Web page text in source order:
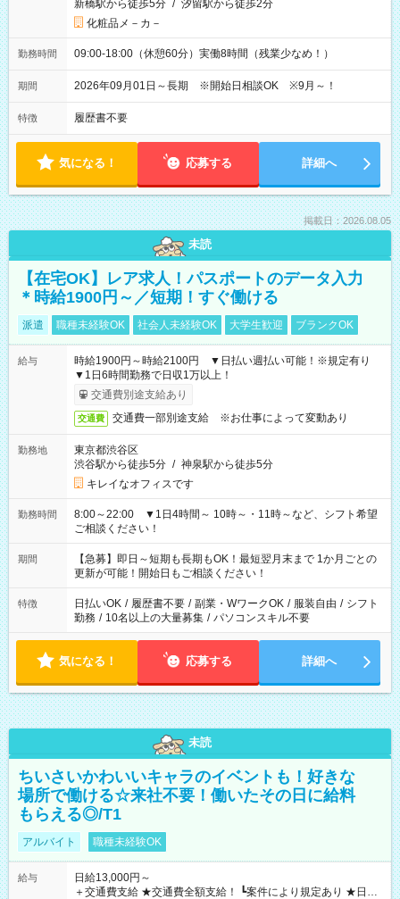
新橋駅から徒歩5分 / 汐留駅から徒歩2分
化粧品メ－カ－
勤務時間 09:00-18:00（休憩60分）実働8時間（残業少なめ！）
期間 2026年09月01日～長期 ※開始日相談OK ※9月～！
特徴 履歴書不要
気になる！ 応募する 詳細へ
掲載日：2026.08.05
未読
【在宅OK】レア求人！パスポートのデータ入力
＊時給1900円～／短期！すぐ働ける
派遣 職種未経験OK 社会人未経験OK 大学生歓迎 ブランクOK
給与
時給1900円～時給2100円 ▼日払い週払い可能！※規定有り
▼1日6時間勤務で日収1万以上！
交通費別途支給あり
交通費 交通費一部別途支給 ※お仕事によって変動あり
勤務地
東京都渋谷区
渋谷駅から徒歩5分 / 神泉駅から徒歩5分
キレイなオフィスです
勤務時間
8:00～22:00 ▼1日4時間～ 10時～・11時～など、シフト希望
ご相談ください！
期間
【急募】即日～短期も長期もOK！最短翌月末まで 1か月ごとの
更新が可能！開始日もご相談ください！
特徴 日払いOK / 履歴書不要 / 副業・WワークOK / 服装自由 / シフト
勤務 / 10名以上の大量募集 / パソコンスキル不要
気になる！ 応募する 詳細へ
未読
ちいさいかわいいキャラのイベントも！好きな
場所で働ける☆来社不要！働いたその日に給料
もらえる◎/T1
アルバイト 職種未経験OK
給与
日給13,000円～
＋交通費支給 ★交通費全額支給！ ┗案件により規定あり ★日払